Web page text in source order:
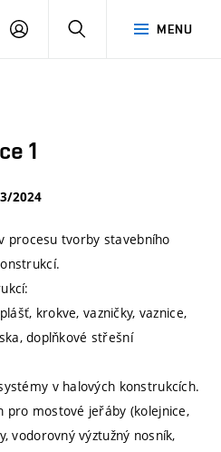
MENU
PŘIHLÁSIT
1
2024
procesu tvorby stavebního
krokve, vazničky, vaznice,
doplňkové střešní
v halových konstrukcích.
pro mostové jeřáby (kolejnice,
vodorovný výztužný nosník,